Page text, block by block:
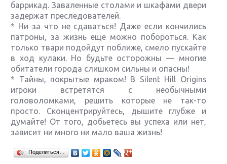
баррикад. Заваленные столами и шкафами двери
задержат преследователей.
* Ни за что не сдаваться! Даже если кончились
патроны, за жизнь еще можно побороться. Как
только твари подойдут поближе, смело пускайте
в ход кулаки. Но будьте осторожны — многие
обитатели города слишком сильны и опасны!
* Тайны, покрытые мраком! В Silent Hill Origins
игроки встретятся с необычными
головоломками, решить которые не так-то
просто. Сконцентрируйтесь, дышите глубже и
думайте! От того, добьетесь вы успеха или нет,
зависит ни много ни мало ваша жизнь!
Поделиться…
Крупнейшие релизы мая: Nintendo, Microsoft и
Sony